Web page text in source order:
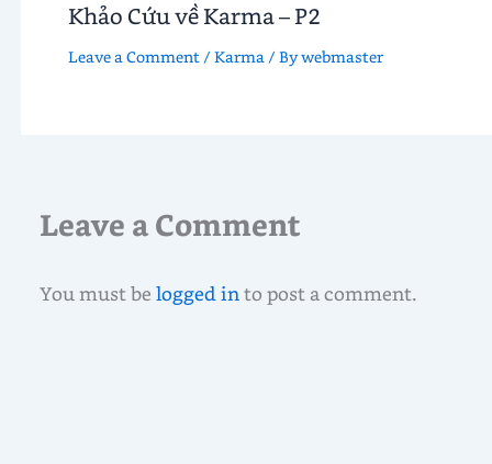
Khảo Cứu về Karma – P2
Leave a Comment / Karma/ Bywebmaster
Leave a Comment
You must belogged into post a comment.